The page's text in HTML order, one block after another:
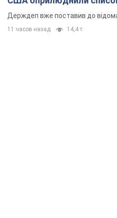
Держдеп вже поставив до
11 часов назад 14,4 т.